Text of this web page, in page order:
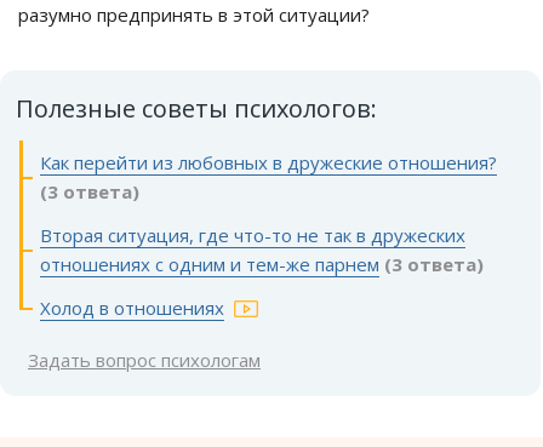
разумно предпринять в этой ситуации?
Полезные советы психологов:
Как перейти из любовных в дружеские отношения?
(3 ответа)
Вторая ситуация, где что-то не так в дружеских
отношениях с одним и тем-же парнем (3 ответа)
Холод в отношениях
Задать вопрос психологам